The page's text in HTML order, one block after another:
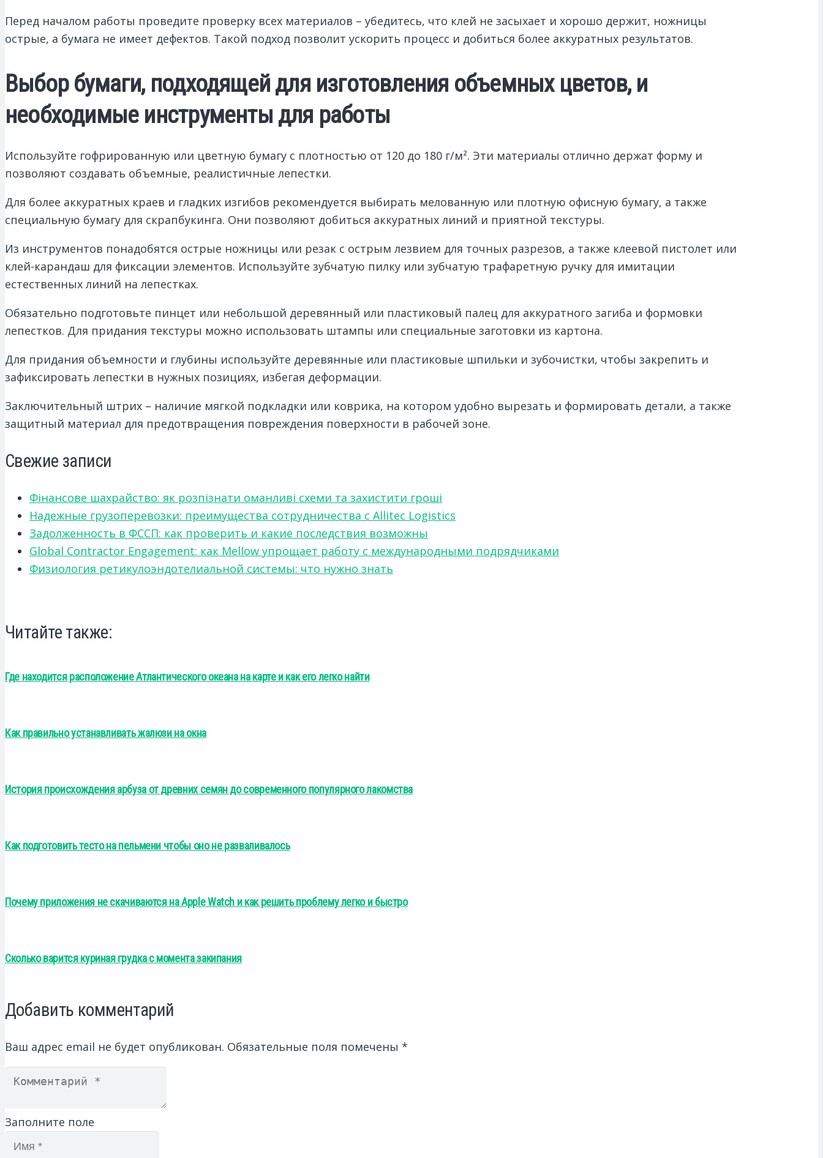
Перед началом работы проведите проверку всех материалов – убедитесь, что клей не засыхает и хорошо держит, ножницы
острые, а бумага не имеет дефектов. Такой подход позволит ускорить процесс и добиться более аккуратных результатов.
Выбор бумаги, подходящей для изготовления объемных цветов, и
необходимые инструменты для работы
Используйте гофрированную или цветную бумагу с плотностью от 120 до 180 г/м². Эти материалы отлично держат форму и
позволяют создавать объемные, реалистичные лепестки.
Для более аккуратных краев и гладких изгибов рекомендуется выбирать мелованную или плотную офисную бумагу, а также
специальную бумагу для скрапбукинга. Они позволяют добиться аккуратных линий и приятной текстуры.
Из инструментов понадобятся острые ножницы или резак с острым лезвием для точных разрезов, а также клеевой пистолет или
клей-карандаш для фиксации элементов. Используйте зубчатую пилку или зубчатую трафаретную ручку для имитации
естественных линий на лепестках.
Обязательно подготовьте пинцет или небольшой деревянный или пластиковый палец для аккуратного загиба и формовки
лепестков. Для придания текстуры можно использовать штампы или специальные заготовки из картона.
Для придания объемности и глубины используйте деревянные или пластиковые шпильки и зубочистки, чтобы закрепить и
зафиксировать лепестки в нужных позициях, избегая деформации.
Заключительный штрих – наличие мягкой подкладки или коврика, на котором удобно вырезать и формировать детали, а также
защитный материал для предотвращения повреждения поверхности в рабочей зоне.
Свежие записи
Фінансове шахрайство: як розпізнати оманливі схеми та захистити гроші
Надежные грузоперевозки: преимущества сотрудничества с Allitec Logistics
Задолженность в ФССП: как проверить и какие последствия возможны
Global Contractor Engagement: как Mellow упрощает работу с международными подрядчиками
Физиология ретикулоэндотелиальной системы: что нужно знать
Читайте также:
Где находится расположение Атлантического океана на карте и как его легко найти
Как правильно устанавливать жалюзи на окна
История происхождения арбуза от древних семян до современного популярного лакомства
Как подготовить тесто на пельмени чтобы оно не разваливалось
Почему приложения не скачиваются на Apple Watch и как решить проблему легко и быстро
Сколько варится куриная грудка с момента закипания
Добавить комментарий
Ваш адрес email не будет опубликован. Обязательные поля помечены *
Заполните поле